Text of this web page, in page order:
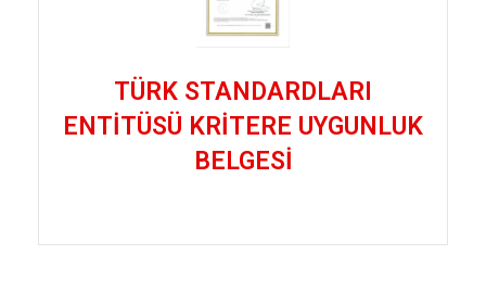
TÜRK STANDARDLARI
ENTİTÜSÜ KRİTERE UYGUNLUK
BELGESİ